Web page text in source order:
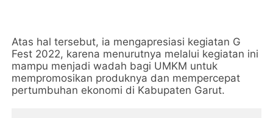
Atas hal tersebut, ia mengapresiasi kegiatan G
Fest 2022, karena menurutnya melalui kegiatan ini
mampu menjadi wadah bagi UMKM untuk
mempromosikan produknya dan mempercepat
pertumbuhan ekonomi di Kabupaten Garut.